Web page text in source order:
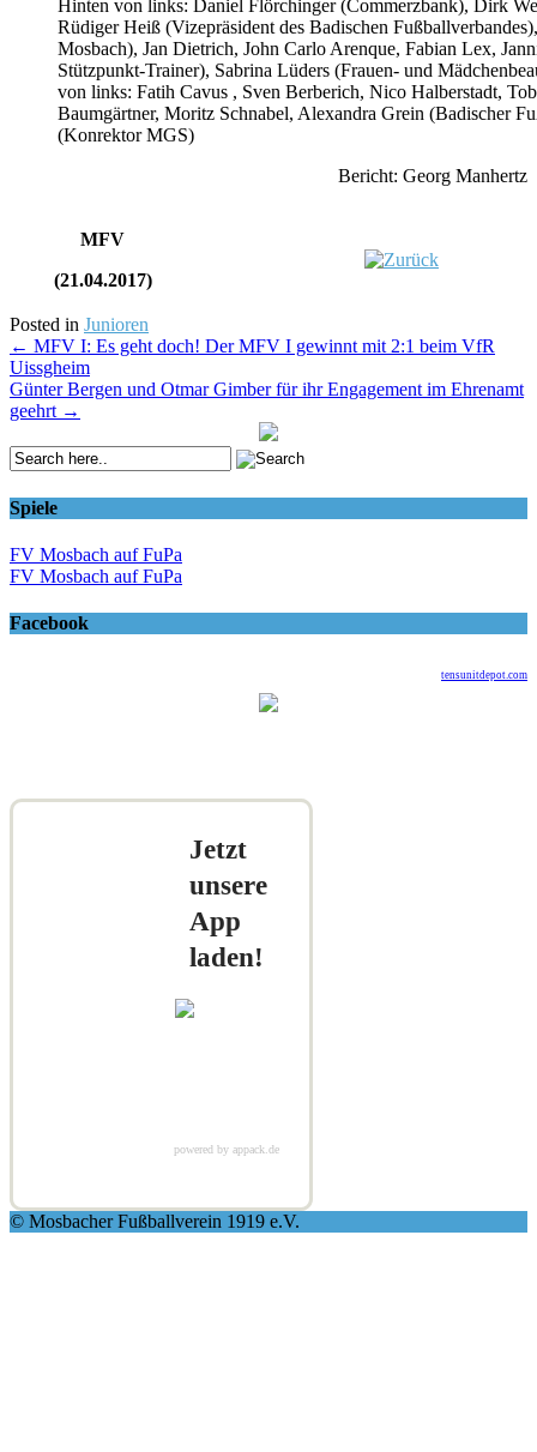
Hinten von links: Daniel Flörchinger (Commerzbank), Dirk
Rüdiger Heiß (Vizepräsident des Badischen
Mosbach), Jan Dietrich, John Carlo Arenque, Fabian Lex,
Stützpunkt-Trainer), Sabrina Lüders (Frauen- und
von links: Fatih Cavus , Sven Berberich, Nico Halberstadt,
Baumgärtner, Moritz Schnabel, Alexandra Grein (Badischer
(Konrektor MGS)
Bericht: Georg Manhertz
MFV
(21.04.2017)
Posted in Junioren
Post
navigation
← MFV I: Es geht doch! Der MFV I gewinnt mit 2:1 beim VfR
Uissgheim
Günter Bergen und Otmar Gimber für ihr Engagement im Ehrenamt
geehrt →
Spiele
FV Mosbach auf FuPa
FV Mosbach auf FuPa
Facebook
tensunitdepot.com
Jetzt
unsere
App
laden!
powered by appack.de
© Mosbacher Fußballverein 1919 e.V.